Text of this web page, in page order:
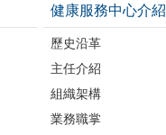
健康服務中心介紹
歷史沿革
主任介紹
組織架構
業務職掌